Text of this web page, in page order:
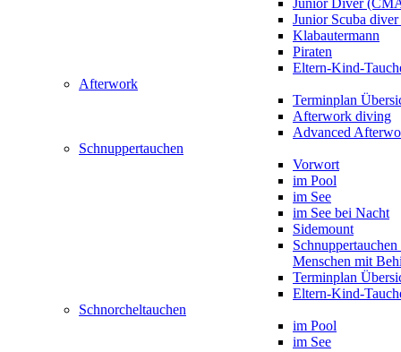
Junior Diver
Junior Scuba
Klabautermann
Piraten
Eltern-Kind-
Afterwork
Terminplan
Afterwork diving
Advanced
Schnuppertauchen
Vorwort
im Pool
im See
im See bei Nacht
Sidemount
Menschen mit
Terminplan
Eltern-Kind-
Schnorcheltauchen
im Pool
im See